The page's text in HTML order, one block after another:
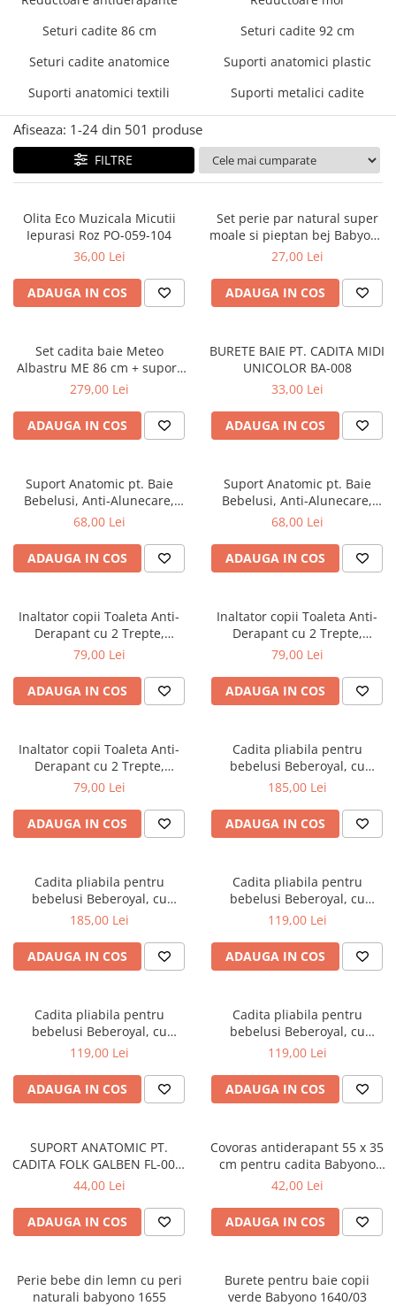
Seturi cadite 86 cm
Seturi cadite 92 cm
Seturi cadite anatomice
Suporti anatomici plastic
Suporti anatomici textili
Suporti metalici cadite
Mese de infasat pliabile
Mese de infasat Ultra Light 50x70
Tampoane postnatale
Tampoane si protectii silicon
pentru san
Seturi cadite 86 cm
Seturi cadite 92 cm
Seturi cadite anatomice
Suporti anatomici plastic
Suporti anatomici textili
Suporti metalici cadite
Afiseaza: 1-24 din 501 produse
FILTRE
Olita Eco Muzicala Micutii
Iepurasi Roz PO-059-104
36,00 Lei
ADAUGA IN COS
Set perie par natural super
moale si pieptan bej Babyono
568/03
27,00 Lei
ADAUGA IN COS
Set cadita baie Meteo
Albastru ME 86 cm + suport
metalic + suport anatomic
279,00 Lei
ADAUGA IN COS
BURETE BAIE PT. CADITA MIDI
UNICOLOR BA-008
33,00 Lei
ADAUGA IN COS
Suport Anatomic pt. Baie
Bebelusi, Anti-Alunecare,
Pliabil, Beberoyal, Verde, CD-
68,00 Lei
ADAUGA IN COS
Suport Anatomic pt. Baie
Bebelusi, Anti-Alunecare,
Pliabil, Beberoyal, Mov/Roz,
68,00 Lei
ADAUGA IN COS
Inaltator copii Toaleta Anti-
Derapant cu 2 Trepte,
Beberoyal, Gri, CD-006-003
79,00 Lei
ADAUGA IN COS
Inaltator copii Toaleta Anti-
Derapant cu 2 Trepte,
Beberoyal, Roz, CD-006-002
79,00 Lei
ADAUGA IN COS
Inaltator copii Toaleta Anti-
Derapant cu 2 Trepte,
Beberoyal, Blue, CD-006-001
79,00 Lei
ADAUGA IN COS
Cadita pliabila pentru
bebelusi Beberoyal, cu
termometru digital si dop de
006
185,00 Lei
ADAUGA IN COS
Cadita pliabila pentru
bebelusi Beberoyal, cu
termometru digital si dop de
005-005
185,00 Lei
ADAUGA IN COS
Cadita pliabila pentru
bebelusi Beberoyal, cu
termometru digital si dop de
003
119,00 Lei
ADAUGA IN COS
Cadita pliabila pentru
bebelusi Beberoyal, cu
termometru digital si dop de
002
119,00 Lei
ADAUGA IN COS
Cadita pliabila pentru
bebelusi Beberoyal, cu
termometru digital si dop de
001
119,00 Lei
ADAUGA IN COS
SUPORT ANATOMIC PT.
CADITA FOLK GALBEN FL-003-
113
44,00 Lei
ADAUGA IN COS
Covoras antiderapant 55 x 35
cm pentru cadita Babyono
albastru 1345/01
42,00 Lei
ADAUGA IN COS
Perie bebe din lemn cu peri
naturali babyono 1655
Burete pentru baie copii
verde Babyono 1640/03